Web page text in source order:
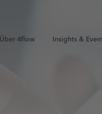
Über 4flow Insights &